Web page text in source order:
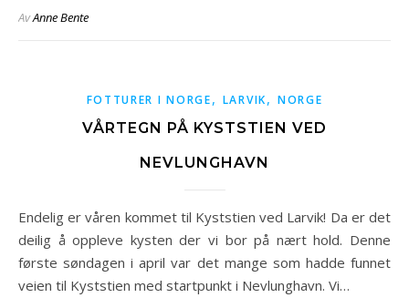
AvAnne Bente
FOTTURER I NORGE, LARVIK, NORGE
VÅRTEGN PÅ KYSTSTIEN VED
NEVLUNGHAVN
Endelig er våren kommet til Kyststien ved Larvik! Da er det
deilig å oppleve kysten der vi bor på nært hold. Denne
første søndagen i april var det mange som hadde funnet
veien til Kyststien med startpunkt i Nevlunghavn. Vi…